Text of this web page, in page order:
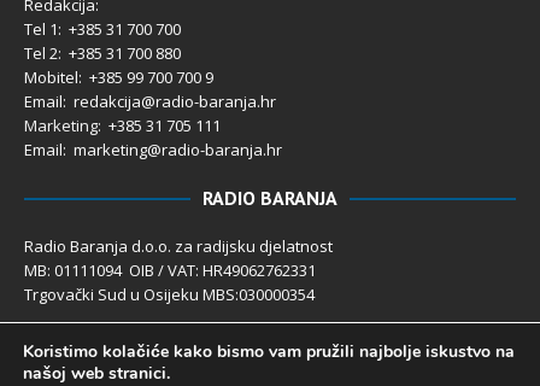
Redakcija:
Tel 1: +385 31 700 700
Tel 2: +385 31 700 880
Mobitel: +385 99 700 700 9
Email: redakcija@radio-baranja.hr
Marketing: +385 31 705 111
Email: marketing@radio-baranja.hr
RADIO BARANJA
Radio Baranja d.o.o. za radijsku djelatnost
MB: 01111094 OIB / VAT: HR49062762331
Trgovački Sud u Osijeku MBS:030000354
Temeljni kapital 2.600,00 € uplaćen u cijelosti
Poslovni račun PBZ: 2340009-1100121402
Koristimo kolačiće kako bismo vam pružili najbolje iskustvo na
našoj web stranici.